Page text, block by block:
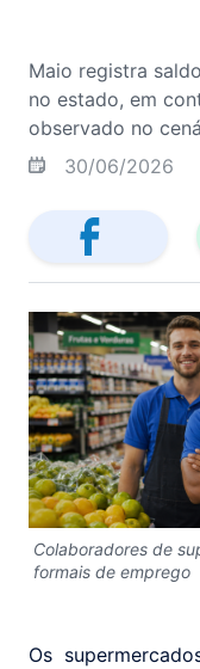
Maio registra
no estado, em
observado no
30/06/2026
Colaboradores de
formais de emprego
Os